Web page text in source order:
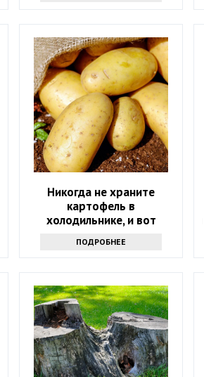
Никогда не храните
картофель в
холодильнике, и вот
вас шокирует
ПОДРОБНЕЕ